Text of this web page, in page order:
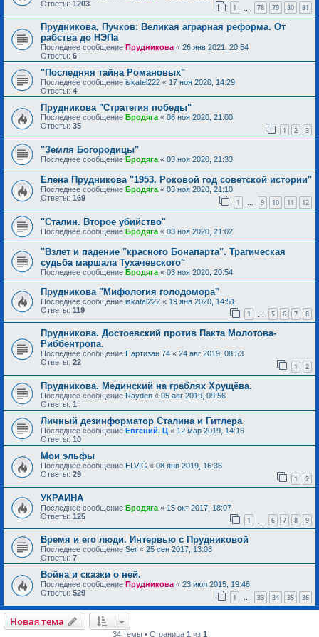
Ответы: 1203 1 78 79 80 81
Прудникова, Пучков: Великая аграрная реформа. От
рабства до НЭПа
Последнее сообщение Прудникова« 26 янв 2021, 20:54
Ответы: 6
"Последняя тайна Романовых"
Последнее сообщение iskatel222 « 17 ноя 2020, 14:29
Ответы: 4
Прудникова "Стратегия победы"
Последнее сообщение Бродяга« 06 ноя 2020, 21:00
Ответы: 35 1 2 3
"Земля Богородицы"
Последнее сообщение Бродяга « 03 ноя 2020, 21:33
Елена Прудникова "1953. Роковой год советской истории"
Последнее сообщение Бродяга « 03 ноя 2020, 21:10
Ответы: 169 1 … 9 10 11 12
"Сталин. Второе убийство"
Последнее сообщение Бродяга « 03 ноя 2020, 21:02
"Взлет и падение "красного Бонапарта". Трагическая
судьба маршала Тухачевского"
Последнее сообщение Бродяга « 03 ноя 2020, 20:54
Прудникова "Мифология голодомора"
Последнее сообщение iskatel222 « 19 янв 2020, 14:51
Ответы: 119 1 5 6 7 8
Прудникова. Достоевский против Пакта Молотова-
Риббентропа.
Последнее сообщение Партизан 74 « 24 авг 2019, 08:53
Ответы: 22 1 2
Прудникова. Мединский на граблях Хрущёва.
Последнее сообщение Rayden « 05 авг 2019, 09:56
Ответы: 1
Личный дезинформатор Сталина и Гитлера
Последнее сообщение Евгений. Ц « 12 мар 2019, 14:16
Ответы: 10
Мои эльфы
Последнее сообщение ELVIG « 08 янв 2019, 16:36
Ответы: 29 1 2
УКРАИНА
Последнее сообщение Бродяга « 15 окт 2017, 18:07
Ответы: 125 1 6 7 8 9
Время и его люди. Интервью с Прудниковой
Последнее сообщение Ser « 25 сен 2017, 13:03
Ответы: 7
Война и сказки о ней.
Последнее сообщение Прудникова « 23 июл 2015, 19:46
Ответы: 529 1 … 33 34 35 36
Новая тема
34 темы • Страница 1 из 1